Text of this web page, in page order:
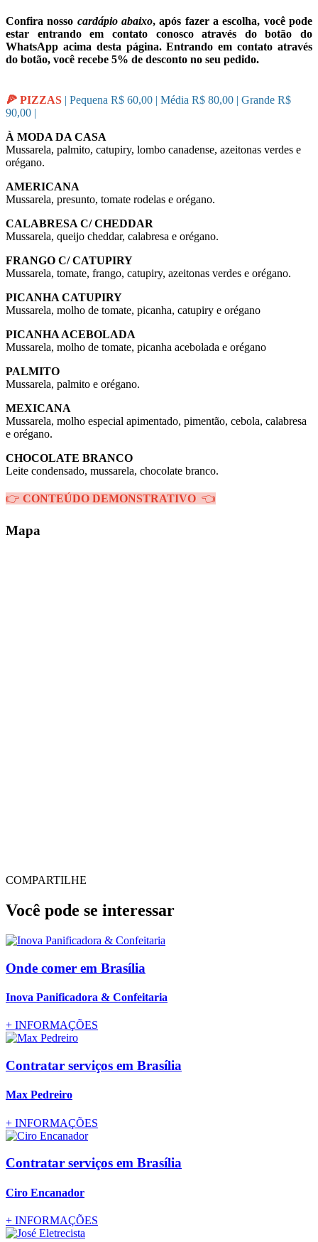
Confira nosso cardápio abaixo, após fazer a escolha, você pode
estar entrando em contato conosco através do botão do
WhatsApp acima desta página. Entrando em contato através
do botão, você recebe 5% de desconto no seu pedido.
🍕 PIZZAS | Pequena R$ 60,00 | Média R$ 80,00 | Grande R$
90,00 |
À MODA DA CASA
Mussarela, palmito, catupiry, lombo canadense, azeitonas verdes e
orégano.
AMERICANA
Mussarela, presunto, tomate rodelas e orégano.
CALABRESA C/ CHEDDAR
Mussarela, queijo cheddar, calabresa e orégano.
FRANGO C/ CATUPIRY
Mussarela, tomate, frango, catupiry, azeitonas verdes e orégano.
PICANHA CATUPIRY
Mussarela, molho de tomate, picanha, catupiry e orégano
PICANHA ACEBOLADA
Mussarela, molho de tomate, picanha acebolada e orégano
PALMITO
Mussarela, palmito e orégano.
MEXICANA
Mussarela, molho especial apimentado, pimentão, cebola, calabresa
e orégano.
CHOCOLATE BRANCO
Leite condensado, mussarela, chocolate branco.
👉 CONTEÚDO DEMONSTRATIVO 👈
Mapa
COMPARTILHE
Você pode se interessar
Onde comer em Brasília
Inova Panificadora & Confeitaria
+ INFORMAÇÕES
Contratar serviços em Brasília
Max Pedreiro
+ INFORMAÇÕES
Contratar serviços em Brasília
Ciro Encanador
+ INFORMAÇÕES